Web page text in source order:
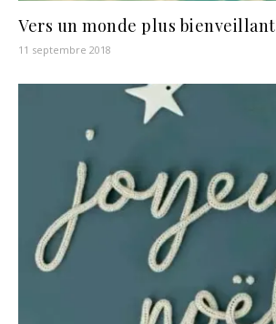
Vers un monde plus bienveillant
11 septembre 2018